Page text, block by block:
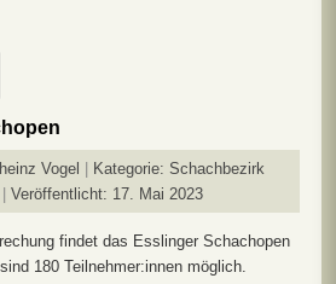
Vogel Kategorie: Schachbezirk
Veröffentlicht: 17. Mai 2023
findet das Esslinger Schachopen
180 Teilnehmer:innen möglich.